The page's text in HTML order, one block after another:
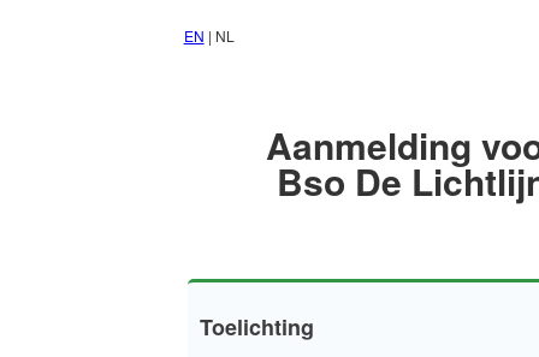
EN | NL
Aanmelding
Bso De
Toelichting